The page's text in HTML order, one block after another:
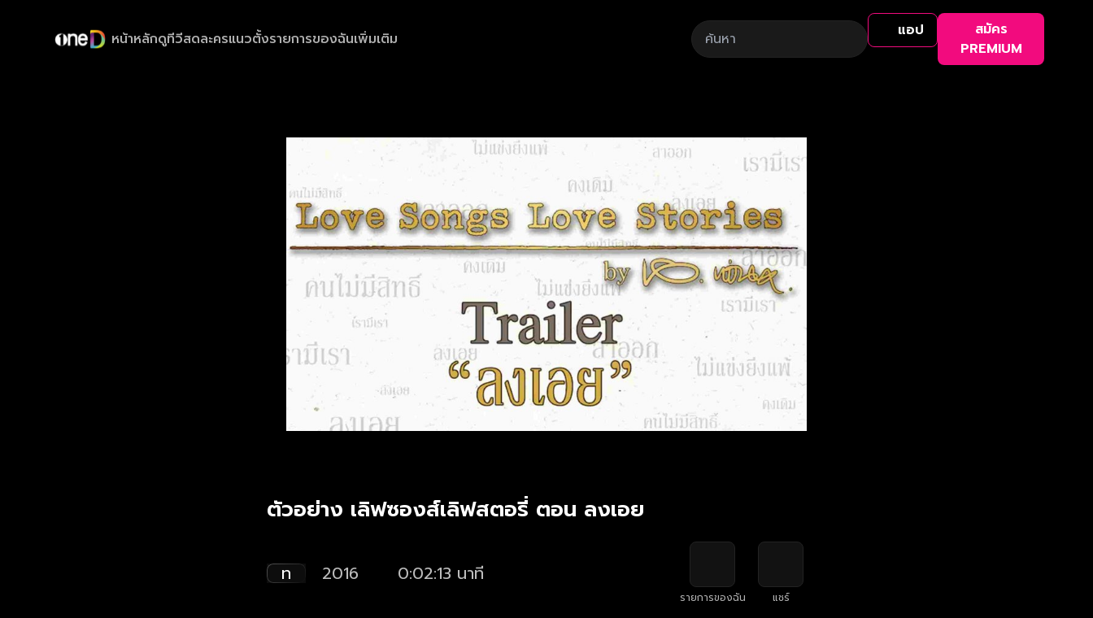
หน้าหลักดูทีวีสดละครแนวตั้งรายการของฉันเพิ่มเติม แอป
สมัคร
PREMIUM
ตัวอย่าง เลิฟซองส์เลิฟสตอรี่ ตอน ลงเอย
ท 2016 0:02:13 นาที
รายการของฉัน แชร์